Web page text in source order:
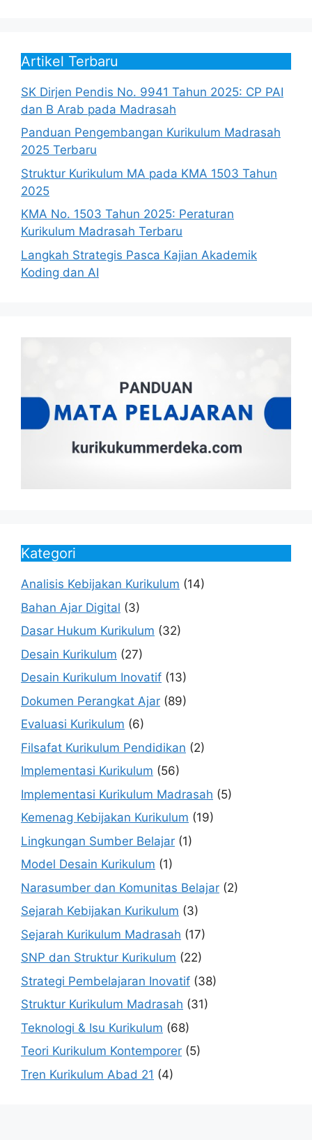
Artikel Terbaru
SK Dirjen Pendis No. 9941 Tahun 2025: CP PAI
dan B Arab pada Madrasah
Panduan Pengembangan Kurikulum Madrasah
2025 Terbaru
Struktur Kurikulum MA pada KMA 1503 Tahun
2025
KMA No. 1503 Tahun 2025: Peraturan
Kurikulum Madrasah Terbaru
Langkah Strategis Pasca Kajian Akademik
Koding dan AI
Kategori
Analisis Kebijakan Kurikulum (14)
Bahan Ajar Digital (3)
Dasar Hukum Kurikulum (32)
Desain Kurikulum (27)
Desain Kurikulum Inovatif (13)
Dokumen Perangkat Ajar (89)
Evaluasi Kurikulum (6)
Filsafat Kurikulum Pendidikan (2)
Implementasi Kurikulum (56)
Implementasi Kurikulum Madrasah (5)
Kemenag Kebijakan Kurikulum (19)
Lingkungan Sumber Belajar (1)
Model Desain Kurikulum (1)
Narasumber dan Komunitas Belajar (2)
Sejarah Kebijakan Kurikulum (3)
Sejarah Kurikulum Madrasah (17)
SNP dan Struktur Kurikulum (22)
Strategi Pembelajaran Inovatif (38)
Struktur Kurikulum Madrasah (31)
Teknologi & Isu Kurikulum (68)
Teori Kurikulum Kontemporer (5)
Tren Kurikulum Abad 21 (4)